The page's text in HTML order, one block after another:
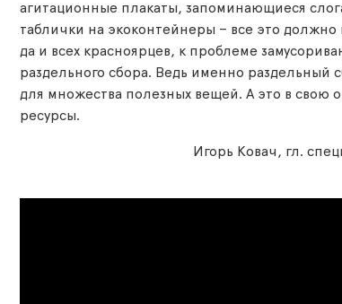
агитационные плакаты, запоминающиеся
таблички на экоконтейнеры – все это
да и всех красноярцев, к проблеме
раздельного сбора. Ведь именно раздельный
для множества полезных вещей. А это в свою
ресурсы.
Игорь Ковач, гл.